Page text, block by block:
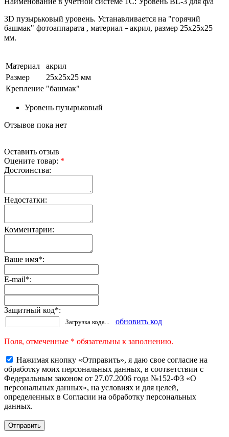
3D пузырьковый уровень. Устанавливается на "горячий
башмак" фотоаппарата , материал – акрил, размер 25х25х25
мм.
Материал
акрил
Размер
25х25х25 мм
Крепление "башмак"
Уровень пузырьковый
Отзывов пока нет
Оставить отзыв
Оцените товар: *
Достоинства:
Недостатки:
Комментарии:
Ваше имя*:
E-mail*:
Защитный код*:
Загрузка кода... обновить код
Поля, отмеченные * обязательны к заполнению.
Нажимая кнопку «Отправить», я даю свое согласие на
обработку моих персональных данных, в соответствии с
Федеральным законом от 27.07.2006 года №152-ФЗ «О
персональных данных», на условиях и для целей,
определенных в Согласии на обработку персональных
данных.